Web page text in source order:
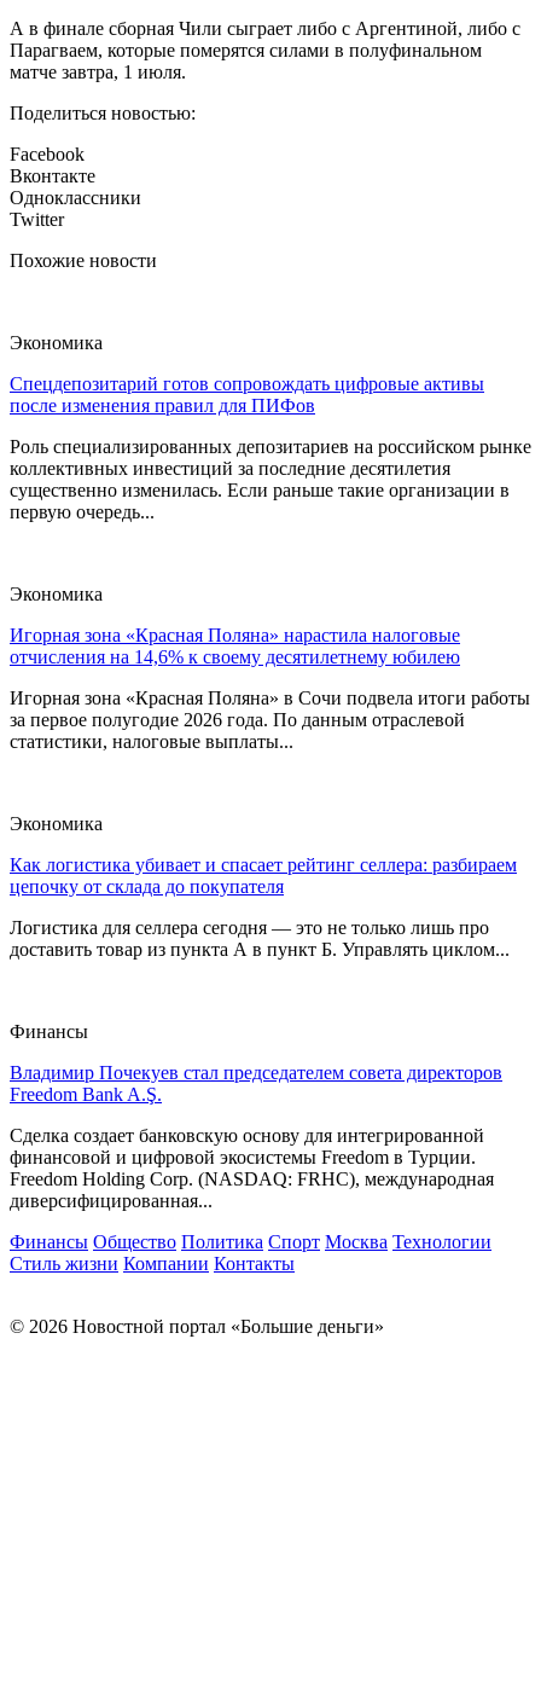
А в финале сборная Чили сыграет либо с Аргентиной, либо с
Парагваем, которые померятся силами в полуфинальном
матче завтра, 1 июля.
Поделиться новостью:
Facebook
Вконтакте
Одноклассники
Twitter
Похожие новости
Экономика
Спецдепозитарий готов сопровождать цифровые активы
после изменения правил для ПИФов
Роль специализированных депозитариев на российском рынке
коллективных инвестиций за последние десятилетия
существенно изменилась. Если раньше такие организации в
первую очередь...
Экономика
Игорная зона «Красная Поляна» нарастила налоговые
отчисления на 14,6% к своему десятилетнему юбилею
Игорная зона «Красная Поляна» в Сочи подвела итоги работы
за первое полугодие 2026 года. По данным отраслевой
статистики, налоговые выплаты...
Экономика
Как логистика убивает и спасает рейтинг селлера: разбираем
цепочку от склада до покупателя
Логистика для селлера сегодня — это не только лишь про
доставить товар из пункта А в пункт Б. Управлять циклом...
Финансы
Владимир Почекуев стал председателем совета директоров
Freedom Bank A.Ş.
Сделка создает банковскую основу для интегрированной
финансовой и цифровой экосистемы Freedom в Турции.
Freedom Holding Corp. (NASDAQ: FRHC), международная
диверсифицированная...
Финансы Общество Политика Спорт Москва Технологии
Стиль жизни Компании Контакты
© 2026 Новостной портал «Большие деньги»